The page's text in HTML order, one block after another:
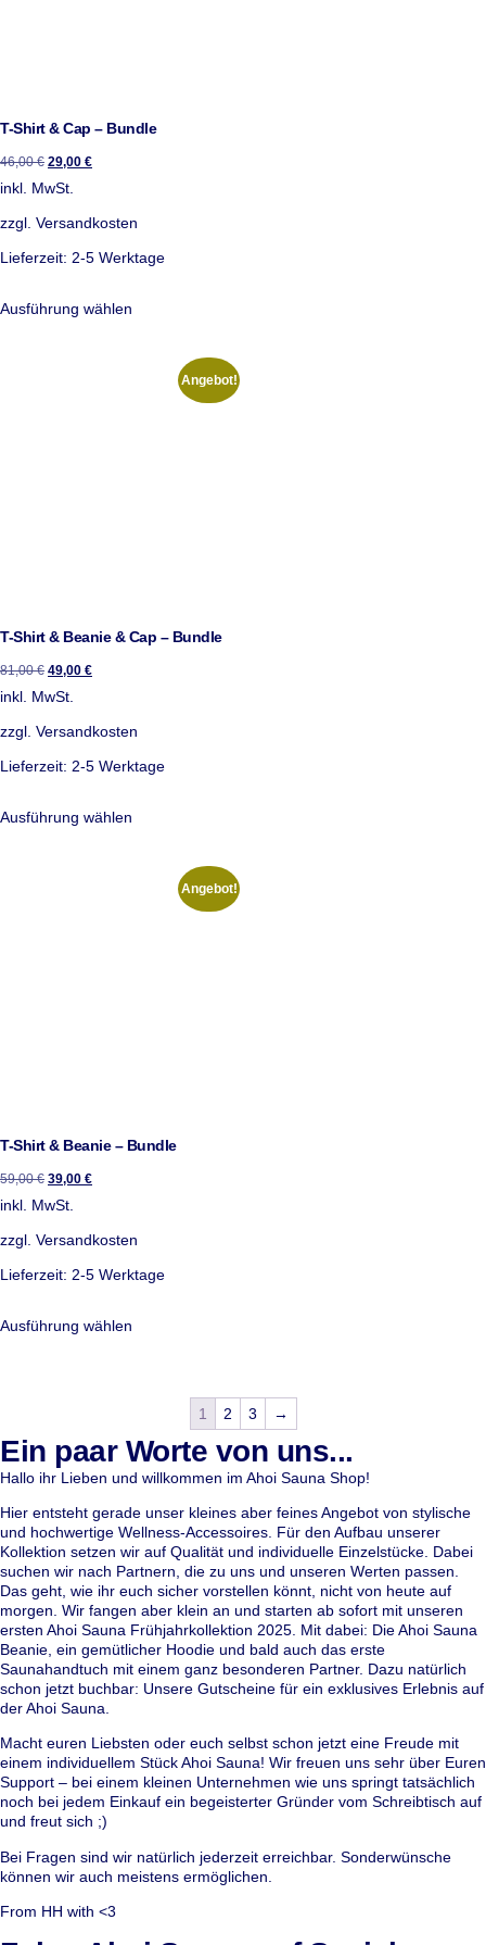
T-Shirt & Cap – Bundle
46,00€ 29,00 €
inkl. MwSt.
zzgl. Versandkosten
Lieferzeit: 2-5 Werktage
Ausführung wählen
Angebot!
T-Shirt & Beanie & Cap – Bundle
81,00€ 49,00 €
inkl. MwSt.
zzgl. Versandkosten
Lieferzeit: 2-5 Werktage
Ausführung wählen
Angebot!
T-Shirt & Beanie – Bundle
59,00€ 39,00 €
inkl. MwSt.
zzgl. Versandkosten
Lieferzeit: 2-5 Werktage
Ausführung wählen
1 2 3 →
Ein paar Worte von uns...
Hallo ihr Lieben und willkommen im Ahoi Sauna Shop!
Hier entsteht gerade unser kleines aber feines Angebot von stylische
und hochwertige Wellness-Accessoires. Für den Aufbau unserer
Kollektion setzen wir auf Qualität und individuelle Einzelstücke. Dabei
suchen wir nach Partnern, die zu uns und unseren Werten passen.
Das geht, wie ihr euch sicher vorstellen könnt, nicht von heute auf
morgen. Wir fangen aber klein an und starten ab sofort mit unseren
ersten Ahoi Sauna Frühjahrkollektion 2025. Mit dabei: Die Ahoi Sauna
Beanie, ein gemütlicher Hoodie und bald auch das erste
Saunahandtuch mit einem ganz besonderen Partner. Dazu natürlich
schon jetzt buchbar: Unsere Gutscheine für ein exklusives Erlebnis auf
der Ahoi Sauna.
Macht euren Liebsten oder euch selbst schon jetzt eine Freude mit
einem individuellem Stück Ahoi Sauna! Wir freuen uns sehr über Euren
Support – bei einem kleinen Unternehmen wie uns springt tatsächlich
noch bei jedem Einkauf ein begeisterter Gründer vom Schreibtisch auf
und freut sich ;)
Bei Fragen sind wir natürlich jederzeit erreichbar. Sonderwünsche
können wir auch meistens ermöglichen.
From HH with <3